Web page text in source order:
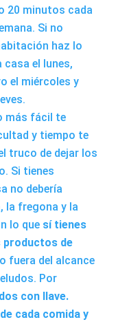
20 minutos cada
Si no
haz lo
el lunes,
el miércoles y
más fácil te
y tiempo te
truco de dejar los
Si tienes
no debería
la fregona y la
lo que sí tienes
productos de
fuera del alcance
Por
con llave.
cada comida y